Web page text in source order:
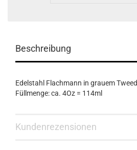
Beschreibung
Edelstahl Flachmann in grauem Tweed
Füllmenge: ca. 4Oz = 114ml
Kundenrezensionen